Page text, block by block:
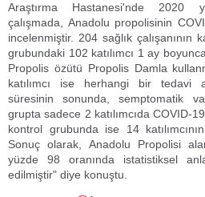
Araştırma Hastanesi'nde 2020
çalışmada, Anadolu propolisinin
incelenmiştir. 204 sağlık çalışanının
grubundaki 102 katılımcı 1 ay
Propolis özütü Propolis Damla
katılımcı ise herhangi bir tedavi
süresinin sonunda, semptomatik
grupta sadece 2 katılımcıda COVID-
kontrol grubunda ise 14
Sonuç olarak, Anadolu Propolisi
yüzde 98 oranında istatistiksel
edilmiştir" diye konuştu.